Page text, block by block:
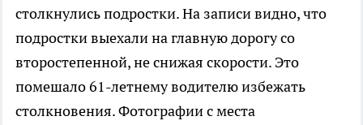
столкнулись подростки. На записи видно, что
подростки выехали на главную дорогу со
второстепенной, не снижая скорости. Это
помешало 61-летнему водителю избежать
столкновения. Фотографии с места